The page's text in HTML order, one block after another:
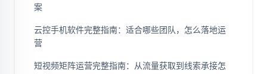
案
云控手机软件完整指南：适合哪些团队，怎么落地运
营
短视频矩阵运营完整指南：从流量获取到线索承接怎